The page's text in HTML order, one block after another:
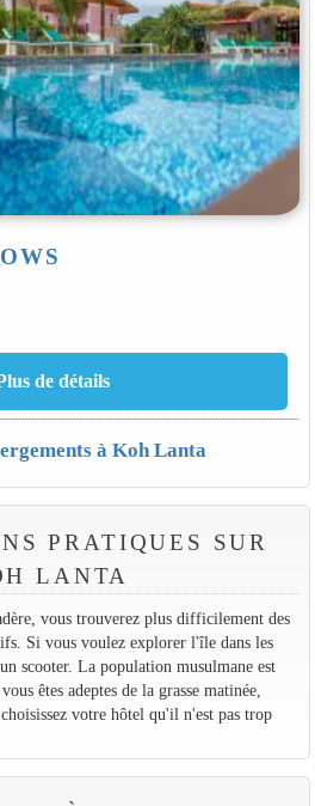
à Koh Lanta
PRATIQUES SUR
LANTA
vous trouverez plus difficilement des
Si vous voulez explorer l'île dans les
scooter. La population musulmane est
êtes adeptes de la grasse matinée,
votre hôtel qu'il n'est pas trop